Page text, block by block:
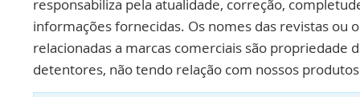
responsabiliza pela atualidade, correção,
informações fornecidas. Os nomes das revistas ou
relacionadas a marcas comerciais são propriedade
detentores, não tendo relação com nossos